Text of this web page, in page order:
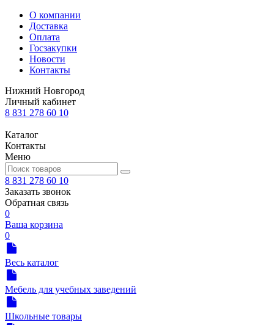
О компании
Доставка
Оплата
Госзакупки
Новости
Контакты
Нижний Новгород
Личный кабинет
8 831 278 60 10
Каталог
Контакты
Меню
8 831 278 60 10
Заказать звонок
Обратная связь
0
Ваша корзина
0
Весь каталог
Мебель для учебных заведений
Школьные товары